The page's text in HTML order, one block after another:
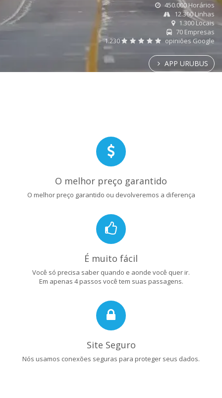
450.000 Horários
12.300 Linhas
1.300 Locais
70 Empresas
1.230
opiniões Google
APP URUBUS
O melhor preço garantido
O melhor preço garantido ou devolveremos a diferença
É muito fácil
Você só precisa saber quando e aonde você quer ir.
Em apenas 4 passos você tem suas passagens.
Site Seguro
Nós usamos conexões seguras para proteger seus dados.